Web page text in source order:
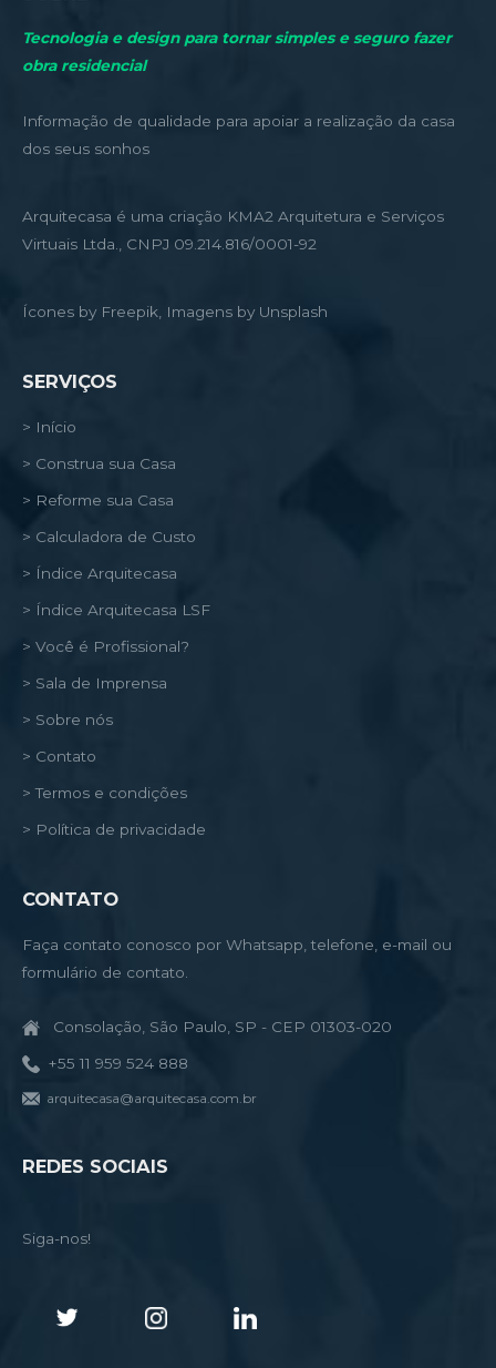
Tecnologia e design para tornar simples e seguro fazer
obra residencial
Informação de qualidade para apoiar a realização da casa
dos seus sonhos
Arquitecasa é uma criação KMA2 Arquitetura e Serviços
Virtuais Ltda., CNPJ 09.214.816/0001-92
Ícones by Freepik, Imagens by Unsplash
SERVIÇOS
> Início
> Construa sua Casa
> Reforme sua Casa
> Calculadora de Custo
> Índice Arquitecasa
> Índice Arquitecasa LSF
> Você é Profissional?
> Sala de Imprensa
> Sobre nós
> Contato
> Termos e condições
> Política de privacidade
CONTATO
Faça contato conosco por Whatsapp, telefone, e-mail ou
formulário de contato.
Consolação, São Paulo, SP - CEP 01303-020
+55 11 959 524 888
arquitecasa@arquitecasa.com.br
REDES SOCIAIS
Siga-nos!